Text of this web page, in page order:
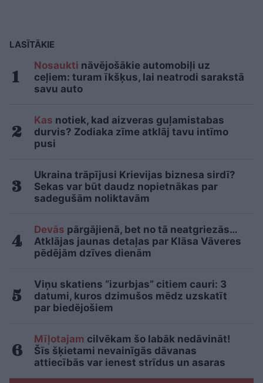
LASĪTĀKIE
Nosaukti nāvējošākie automobiļi uz
ceļiem: turam īkšķus, lai neatrodi sarakstā
savu auto
Kas notiek, kad aizveras guļamistabas
durvis? Zodiaka zīme atklāj tavu intīmo
pusi
Ukraina trāpījusi Krievijas biznesa sirdī?
Sekas var būt daudz nopietnākas par
sadegušām noliktavām
Devās pārgājienā, bet no tā neatgriezās…
Atklājas jaunas detaļas par Klāsa Vāveres
pēdējām dzīves dienām
Viņu skatiens “izurbjas” citiem cauri: 3
datumi, kuros dzimušos mēdz uzskatīt
par biedējošiem
Mīļotajam cilvēkam šo labāk nedāvināt!
Šīs šķietami nevainīgās dāvanas
attiecībās var ienest strīdus un asaras